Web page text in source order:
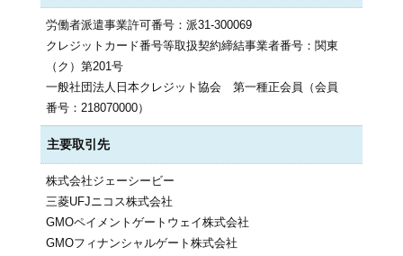
労働者派遣事業許可番号：派31-300069
クレジットカード番号等取扱契約締結事業者番号：関東
（ク）第201号
一般社団法人日本クレジット協会 第一種正会員（会員
番号：218070000）
主要取引先
株式会社ジェーシービー
三菱UFJニコス株式会社
GMOペイメントゲートウェイ株式会社
GMOフィナンシャルゲート株式会社